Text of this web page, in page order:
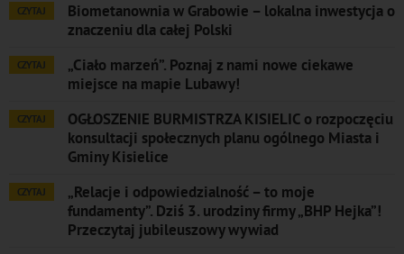
CZYTAJ
Biometanownia w Grabowie – lokalna inwestycja o
znaczeniu dla całej Polski
CZYTAJ
„Ciało marzeń”. Poznaj z nami nowe ciekawe
miejsce na mapie Lubawy!
CZYTAJ
OGŁOSZENIE BURMISTRZA KISIELIC o rozpoczęciu
konsultacji społecznych planu ogólnego Miasta i
Gminy Kisielice
CZYTAJ
„Relacje i odpowiedzialność – to moje
fundamenty”. Dziś 3. urodziny firmy „BHP Hejka”!
Przeczytaj jubileuszowy wywiad